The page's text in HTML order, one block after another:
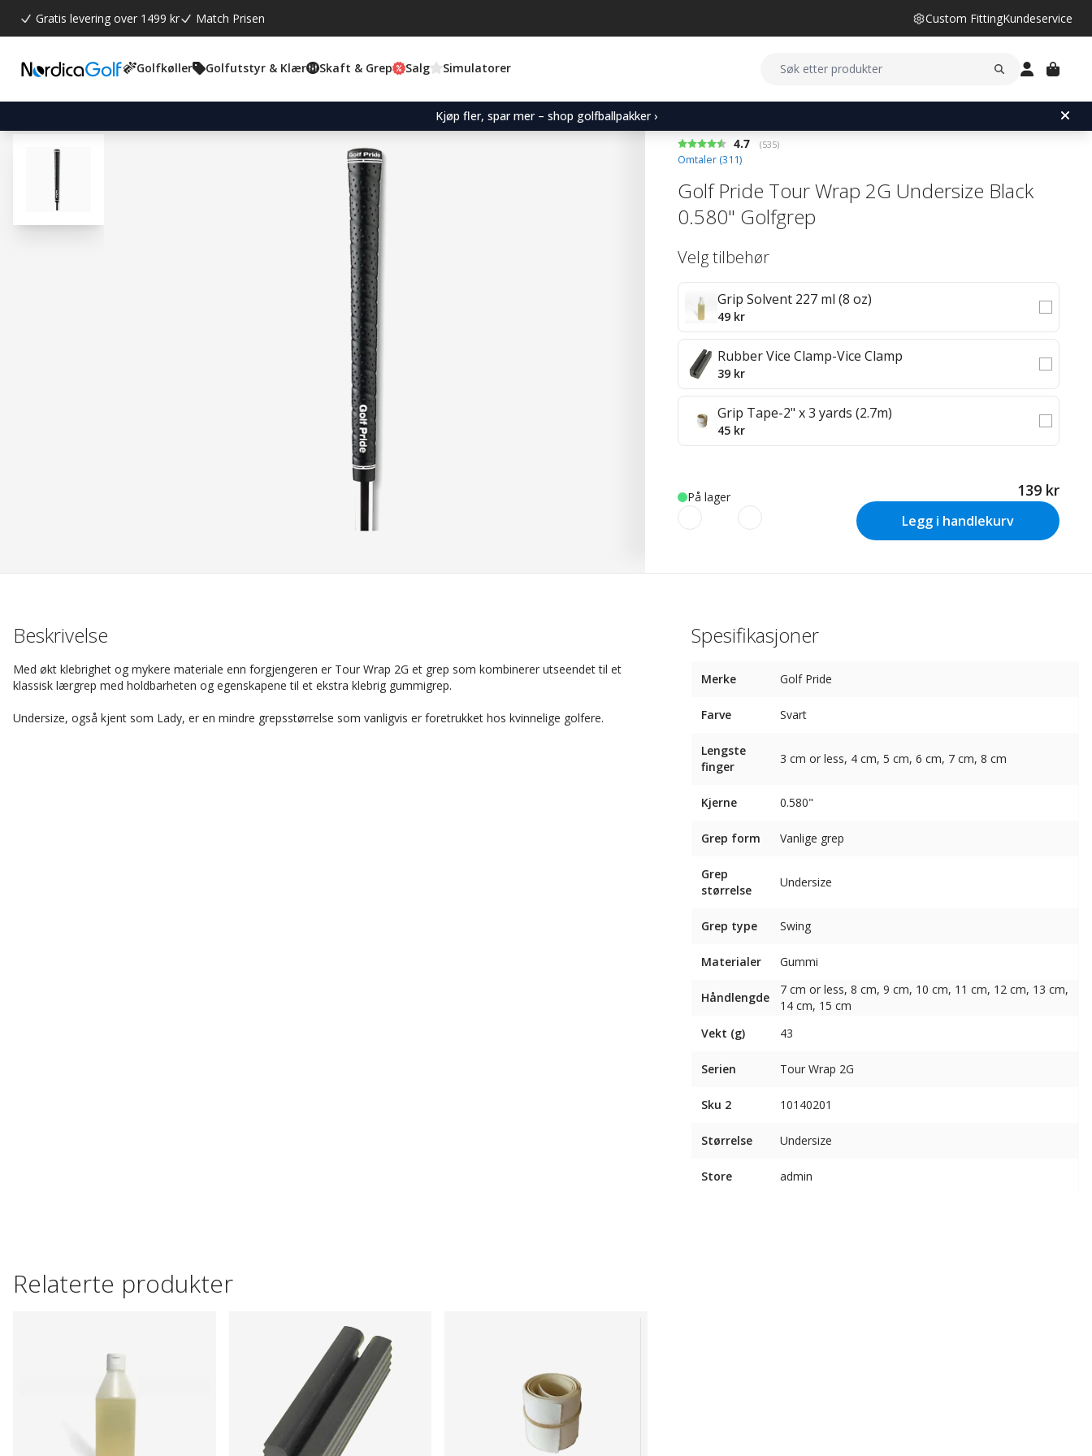
Gratis levering over 1499 kr Match Prisen Custom FittingKundeservice
Golfkøller Golfutstyr & Klær Skaft & Grep Salg Simulatorer
Kjøp fler, spar mer – shop golfballpakker ›
Gjennomsnittskarakter:
4.7 (stemmer:
535)
Omtaler (311)
Golf Pride Tour Wrap 2G Undersize Black
0.580" Golfgrep
Velg tilbehør
Grip Solvent 227 ml (8 oz)
49 kr
Rubber Vice Clamp-Vice Clamp
39 kr
Grip Tape-2" x 3 yards (2.7m)
45 kr
På lager 139 kr
Legg i handlekurv
Beskrivelse
Med økt klebrighet og mykere materiale enn forgjengeren er Tour Wrap 2G et grep som kombinerer utseendet til et
klassisk lærgrep med holdbarheten og egenskapene til et ekstra klebrig gummigrep.
Undersize, også kjent som Lady, er en mindre grepsstørrelse som vanligvis er foretrukket hos kvinnelige golfere.
Spesifikasjoner
Merke Golf Pride
Farve Svart
Lengste
finger
3 cm or less, 4 cm, 5 cm, 6 cm, 7 cm, 8 cm
Kjerne 0.580"
Grep form Vanlige grep
Grep
størrelse
Undersize
Grep type Swing
Materialer Gummi
Håndlengde
7 cm or less, 8 cm, 9 cm, 10 cm, 11 cm, 12 cm, 13 cm,
14 cm, 15 cm
Vekt (g)
43
Serien Tour Wrap 2G
Sku 2 10140201
Størrelse Undersize
Store admin
Relaterte produkter